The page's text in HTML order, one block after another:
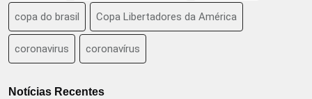
copa do brasil Copa Libertadores da América
coronavirus coronavírus
Notícias Recentes